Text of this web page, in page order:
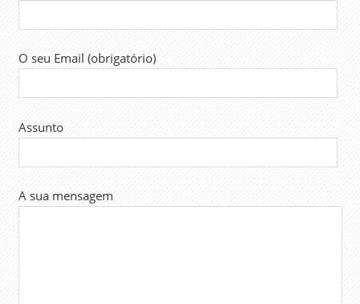
O seu Email (obrigatório)
Assunto
A sua mensagem